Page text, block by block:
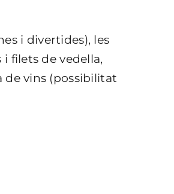
i divertides), les
filets de vedella,
de vins (possibilitat